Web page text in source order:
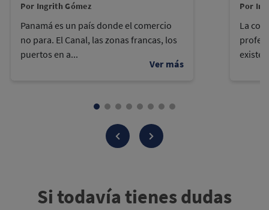
Por Ingrith Gómez
Panamá es un país donde el comercio
no para. El Canal, las zonas francas, los
puertos en a...
Por
La
Si todavía tienes dudas